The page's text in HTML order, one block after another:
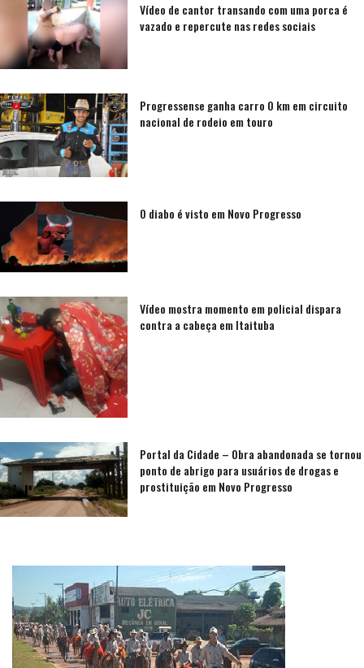
Vídeo de cantor transando com uma porca é
vazado e repercute nas redes sociais
Progressense ganha carro 0 km em circuito
nacional de rodeio em touro
O diabo é visto em Novo Progresso
Vídeo mostra momento em policial dispara
contra a cabeça em Itaituba
Portal da Cidade – Obra abandonada se tornou
ponto de abrigo para usuários de drogas e
prostituição em Novo Progresso